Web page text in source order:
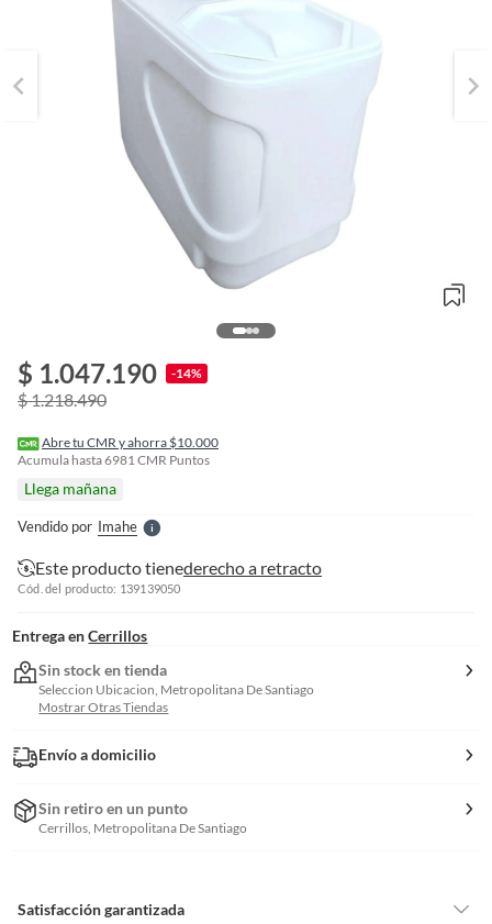
$ 1.047.190 -14%
$ 1.218.490
Abre tu CMR y ahorra $10.000
Acumula hasta6981CMR Puntos
Llega mañana
Vendido por ImaheS
e
r
o
Este producto tienederecho a retracto
Cód. del producto: 139139050
Entrega en Cerrillos
Sin stock en tienda
Seleccion Ubicacion, Metropolitana De Santiago
Mostrar Otras Tiendas
Envío a domicilio
Sin retiro en un punto
Cerrillos, Metropolitana De Santiago
Satisfacción garantizada